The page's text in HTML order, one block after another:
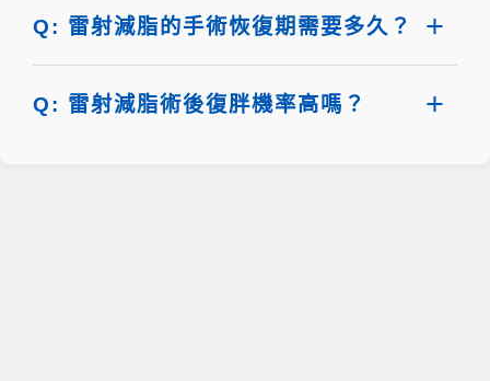
Q: 雷射減脂的手術恢復期需要多久？
Q: 雷射減脂術後復胖機率高嗎？